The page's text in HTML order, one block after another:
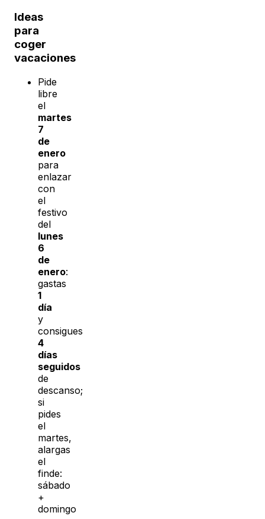
Ideas
para
coger
vacaciones
Pide
libre
el
martes
7
de
enero
para
enlazar
con
el
festivo
del
lunes
6
de
enero:
gastas
1
día
y
consigues
4
días
seguidos
de
descanso;
si
pides
el
martes,
alargas
el
finde:
sábado
+
domingo